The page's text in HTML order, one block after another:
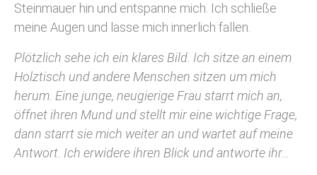
Steinmauer hin und entspanne mich. Ich schließe
meine Augen und lasse mich innerlich fallen.
Plötzlich sehe ich ein klares Bild. Ich sitze an einem
Holztisch und andere Menschen sitzen um mich
herum. Eine junge, neugierige Frau starrt mich an,
öffnet ihren Mund und stellt mir eine wichtige Frage,
dann starrt sie mich weiter an und wartet auf meine
Antwort. Ich erwidere ihren Blick und antworte ihr…